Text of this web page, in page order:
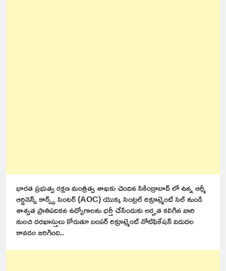
భారత ప్రభుత్వ రక్షణ మంత్రిత్వ శాఖకు చెందిన సికింద్రాబాద్ లో ఉన్న ఆర్మీ
ఆర్డినెన్స్ కార్ప్స్ సెంటర్ (AOC) యొక్క సెంట్రల్ రిక్రూట్మెంట్ సెల్ నుండి
శాశ్వత ప్రాతిపదికన ఉద్యోగాలను భర్తీ చేసేందుకు అర్హత కలిగిన వారి
నుంచి దరఖాస్తులు కోరుతూ బంపర్ రిక్రూట్మెంట్ నోటిఫికేషన్ విడుదల
కావడం జరిగింది..